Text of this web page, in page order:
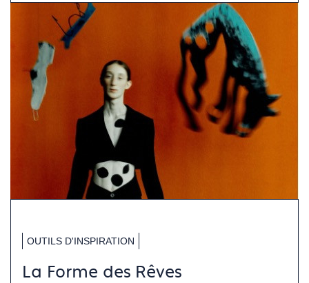
OUTILS D'INSPIRATION
La Forme des Rêves